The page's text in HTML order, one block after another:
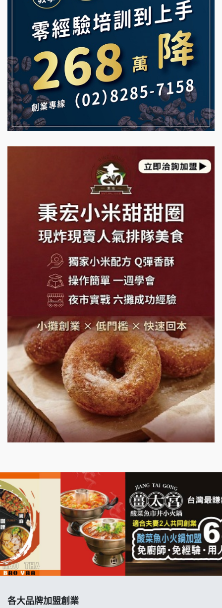
【曉妍美妝】誠徵行政櫃檯
自助洗衣店誠徵代洗收送人員(台中市)
MUSHEN徵SPA美容芳療師
日十。早午食加盟說明會
拾鑶火鍋加盟說明會
白鬍泡泡 BOHO POPO加盟說明會
雞咕雞咕加盟說明會
TEA TOP加盟說明會
珍好味臭臭鍋加盟說明會
藍象廷泰式火鍋加盟說明會
莫尼早餐Morni加盟說明會
手作功夫茶加盟說明會
SHARE TEA歇腳亭加盟說明會
潮味決-湯滷專門店加盟說明會
鬍子茶加盟說明會
鮮茶道加盟說明會
微風亭鐵板燒加盟說明會
漫步藍咖啡加盟說明會
明石章魚燒加盟說明會
出櫃加盟說明會
千香漢堡加盟說明會
拉亞漢堡加盟說明會
杜芳子古味茶鋪加盟說明會
優握握×酸奶大獅加盟說明會
冬城門加盟說明會
各大品牌加盟創業